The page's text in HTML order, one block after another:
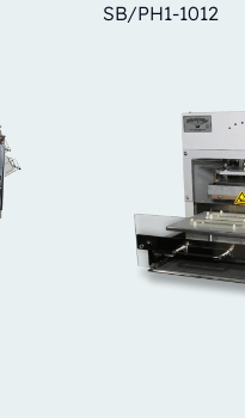
SB/PH1-1012